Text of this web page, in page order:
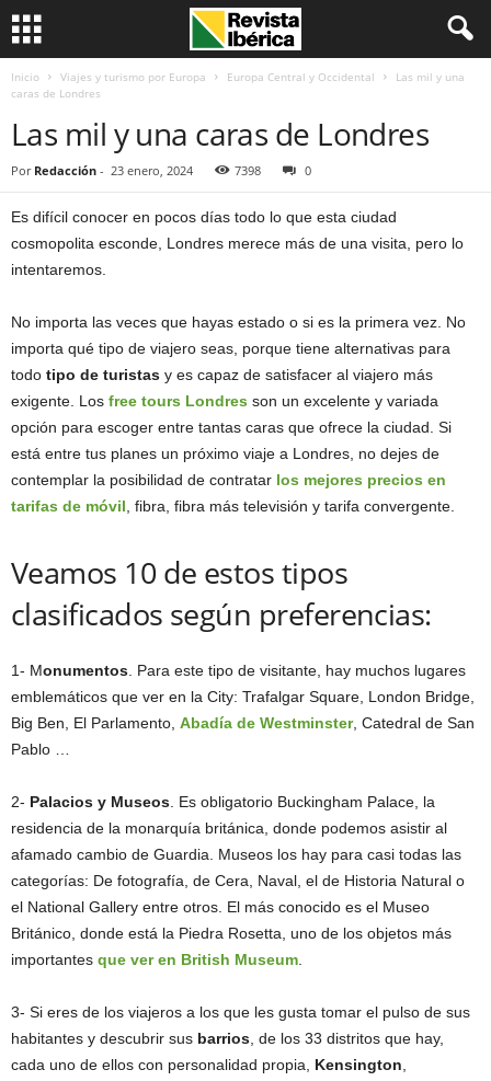
Inicio Viajes y turismo por Europa Europa Central y Occidental
Las mil y una
caras de Londres
Las mil y una caras de Londres
Por Redacción - 23 enero, 2024 7398 0
Es difícil conocer en pocos días todo lo que esta ciudad
cosmopolita esconde, Londres merece más de una visita, pero lo
intentaremos.
No importa las veces que hayas estado o si es la primera vez. No
importa qué tipo de viajero seas, porque tiene alternativas para
todo tipo de turistas y es capaz de satisfacer al viajero más
exigente. Los free tours Londres son un excelente y variada
opción para escoger entre tantas caras que ofrece la ciudad. Si
está entre tus planes un próximo viaje a Londres, no dejes de
contemplar la posibilidad de contratar los mejores precios en
tarifas de móvil , fibra, fibra más televisión y tarifa convergente.
Veamos 10 de estos tipos
clasificados según preferencias:
1- Monumentos . Para este tipo de visitante, hay muchos lugares
emblemáticos que ver en la City: Trafalgar Square, London Bridge,
Big Ben, El Parlamento, Abadía de Westminster, Catedral de San
Pablo …
2- Palacios y Museos . Es obligatorio Buckingham Palace, la
residencia de la monarquía británica, donde podemos asistir al
afamado cambio de Guardia. Museos los hay para casi todas las
categorías: De fotografía, de Cera, Naval, el de Historia Natural o
el National Gallery entre otros. El más conocido es el Museo
Británico, donde está la Piedra Rosetta, uno de los objetos más
importantes que ver en British Museum
3- Si eres de los viajeros a los que les gusta tomar el pulso de sus
habitantes y descubrir sus barrios , de los 33 distritos que hay,
cada uno de ellos con personalidad propia, Kensington